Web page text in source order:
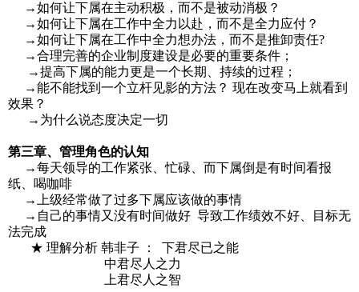
→如何让下属在主动积极，而不是被动消极？
→如何让下属在工作中全力以赴，而不是全力应付？
→如何让下属在工作中全力想办法，而不是推卸责任?
→合理完善的企业制度建设是必要的重要条件；
→提高下属的能力更是一个长期、持续的过程；
→能不能找到一个立杆见影的方法？ 现在改变马上就看到
效果？
→为什么说态度决定一切
第三章、管理角色的认知
→每天领导的工作紧张、忙碌、而下属倒是有时间看报
纸、喝咖啡
→上级经常做了过多下属应该做的事情
→自己的事情又没有时间做好 导致工作绩效不好、目标无
法完成
★ 理解分析 韩非子 ： 下君尽已之能
中君尽人之力
上君尽人之智